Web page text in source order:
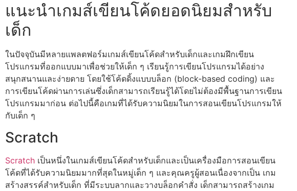
แนะนำเกมส์เขียนโค้ดยอดนิยมสำหรับ
เด็ก
ในปัจจุบันมีหลายแพลตฟอร์มเกมส์เขียนโค้ดสำหรับเด็กและเกมฝึกเขียน
โปรแกรมที่ออกแบบมาเพื่อช่วยให้เด็ก ๆ เรียนรู้การเขียนโปรแกรมได้อย่าง
สนุกสนานและง่ายดาย โดยใช้โค้ดดิ้งแบบบล็อก (block-based coding) และ
การเขียนโค้ดผ่านการเล่นซึ่งเด็กสามารถเรียนรู้ได้โดยไม่ต้องมีพื้นฐานการเขียน
โปรแกรมมาก่อน ต่อไปนี้คือเกมที่ได้รับความนิยมในการสอนเขียนโปรแกรมให้
กับเด็ก ๆ
Scratch
Scratch เป็นหนึ่งในเกมส์เขียนโค้ดสำหรับเด็กและเป็นเครื่องมือการสอนเขียน
โค้ดที่ได้รับความนิยมมากที่สุดในหมู่เด็ก ๆ และคุณครูผู้สอนเนื่องจากเป็น เกม
สร้างสรรค์สำหรับเด็ก ที่มีระบบลากและวางบล็อกคำสั่ง เด็กสามารถสร้างเกม